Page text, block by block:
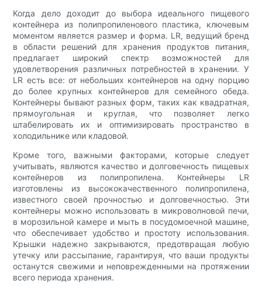
Когда дело доходит до выбора идеального пищевого
контейнера из полипропиленового пластика, ключевым
моментом является размер и форма. LR, ведущий бренд
в области решений для хранения продуктов питания,
предлагает широкий спектр возможностей для
удовлетворения различных потребностей в хранении. У
LR есть все: от небольших контейнеров на одну порцию
до более крупных контейнеров для семейного обеда.
Контейнеры бывают разных форм, таких как квадратная,
прямоугольная и круглая, что позволяет легко
штабелировать их и оптимизировать пространство в
холодильнике или кладовой.
Кроме того, важными факторами, которые следует
учитывать, являются качество и долговечность пищевых
контейнеров из полипропилена. Контейнеры LR
изготовлены из высококачественного полипропилена,
известного своей прочностью и долговечностью. Эти
контейнеры можно использовать в микроволновой печи,
в морозильной камере и мыть в посудомоечной машине,
что обеспечивает удобство и простоту использования.
Крышки надежно закрываются, предотвращая любую
утечку или рассыпание, гарантируя, что ваши продукты
останутся свежими и неповрежденными на протяжении
всего периода хранения.